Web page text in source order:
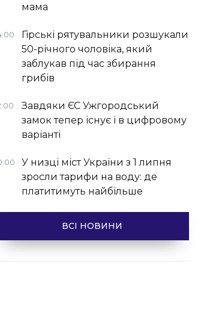
мама
Гірські рятувальники розшукали
50-річного чоловіка, який
заблукав під час збирання
грибів
Завдяки ЄС Ужгородський
замок тепер існує і в цифровому
варіанті
У низці міст України з 1 липня
зросли тарифи на воду: де
платитимуть найбільше
ВСІ НОВИНИ